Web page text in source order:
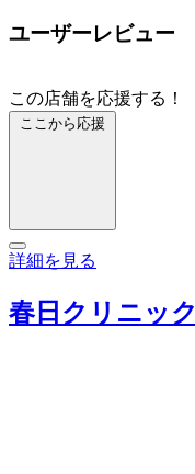
ユーザーレビュー
この店舗を応援する！
ここから応援
詳細を見る
春日クリニック